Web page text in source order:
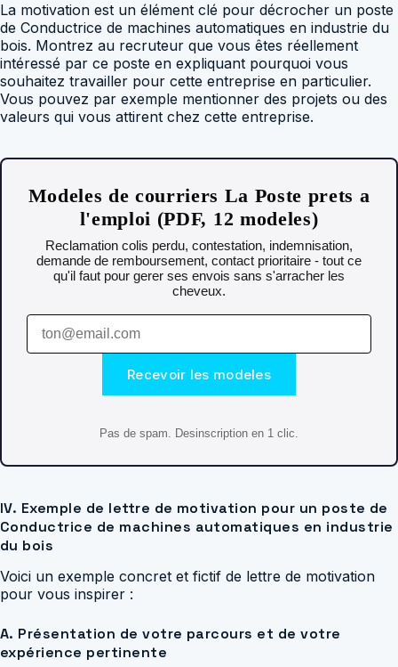
La motivation est un élément clé pour décrocher un poste
de Conductrice de machines automatiques en industrie du
bois. Montrez au recruteur que vous êtes réellement
intéressé par ce poste en expliquant pourquoi vous
souhaitez travailler pour cette entreprise en particulier.
Vous pouvez par exemple mentionner des projets ou des
valeurs qui vous attirent chez cette entreprise.
Modeles de courriers La Poste prets a
l'emploi (PDF, 12 modeles)
Reclamation colis perdu, contestation, indemnisation,
demande de remboursement, contact prioritaire - tout ce
qu'il faut pour gerer ses envois sans s'arracher les
cheveux.
Recevoir les modeles
Pas de spam. Desinscription en 1 clic.
IV. Exemple de lettre de motivation pour un poste de
Conductrice de machines automatiques en industrie
du bois
Voici un exemple concret et fictif de lettre de motivation
pour vous inspirer :
A. Présentation de votre parcours et de votre
expérience pertinente